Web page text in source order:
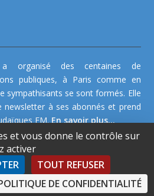
organisé des centaines de
publiques, à Paris comme en
sympathisants se sont formés. Elle
newsletter à ses abonnés et prend
FM. En savoir plus...
Maintenant -Plan de site
et vous donne le contrôle sur
activer
TOUT REFUSER
DE CONFIDENTIALITÉ